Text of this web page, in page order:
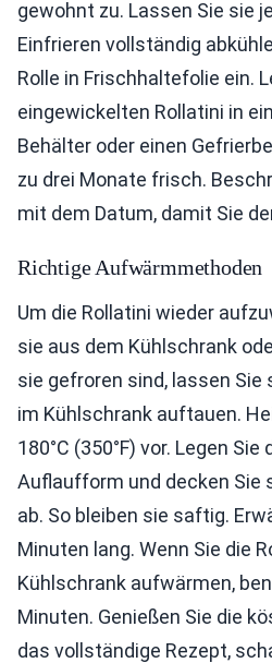
gewohnt zu. Lassen Sie sie
Einfrieren vollständig
Rolle in Frischhaltefolie ein.
eingewickelten Rollatini in
Behälter oder einen
zu drei Monate frisch.
mit dem Datum, damit Sie
Richtige Aufwärmmethoden
Um die Rollatini wieder
sie aus dem Kühlschrank
sie gefroren sind, lassen
im Kühlschrank auftauen.
180°C (350°F) vor. Legen
Auflaufform und decken Sie
ab. So bleiben sie saftig.
Minuten lang. Wenn Sie die
Kühlschrank aufwärmen,
Minuten. Genießen Sie die
das vollständige Rezept,